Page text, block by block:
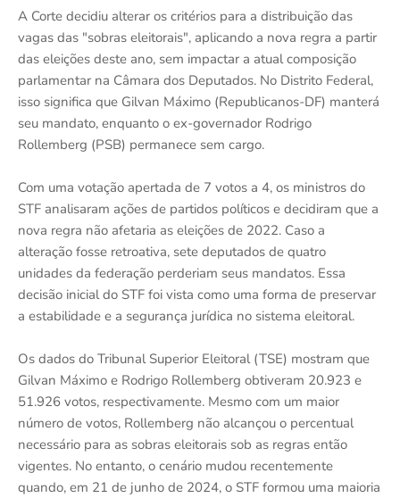
A Corte decidiu alterar os critérios para a distribuição das
vagas das "sobras eleitorais", aplicando a nova regra a partir
das eleições deste ano, sem impactar a atual composição
parlamentar na Câmara dos Deputados. No Distrito Federal,
isso significa que Gilvan Máximo (Republicanos-DF) manterá
seu mandato, enquanto o ex-governador Rodrigo
Rollemberg (PSB) permanece sem cargo.
Com uma votação apertada de 7 votos a 4, os ministros do
STF analisaram ações de partidos políticos e decidiram que a
nova regra não afetaria as eleições de 2022. Caso a
alteração fosse retroativa, sete deputados de quatro
unidades da federação perderiam seus mandatos. Essa
decisão inicial do STF foi vista como uma forma de preservar
a estabilidade e a segurança jurídica no sistema eleitoral.
Os dados do Tribunal Superior Eleitoral (TSE) mostram que
Gilvan Máximo e Rodrigo Rollemberg obtiveram 20.923 e
51.926 votos, respectivamente. Mesmo com um maior
número de votos, Rollemberg não alcançou o percentual
necessário para as sobras eleitorais sob as regras então
vigentes. No entanto, o cenário mudou recentemente
quando, em 21 de junho de 2024, o STF formou uma maioria